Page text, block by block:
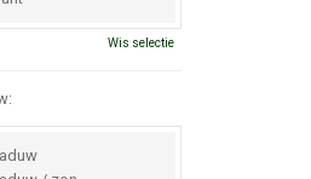
Wis selectie